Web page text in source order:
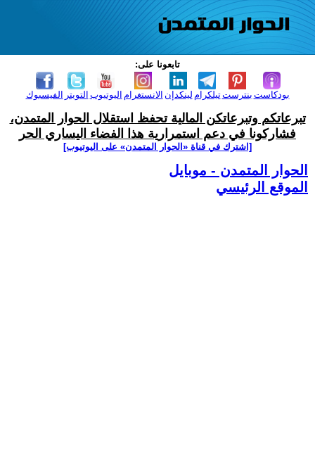
تابعونا على:
الفيسبوك التويتر اليوتيوب الانستغرام لينكدإن تيلكرامبنترست بودكاست
تبرعاتكم وتبرعاتكن المالية تحفظ استقلال الحوار المتمدن،
فشاركونا في دعم استمرارية هذا الفضاء اليساري الحر
[اشترك في قناة ‫«الحوار المتمدن» على اليوتيوب]
الحوار المتمدن - موبايل
الموقع الرئيسي